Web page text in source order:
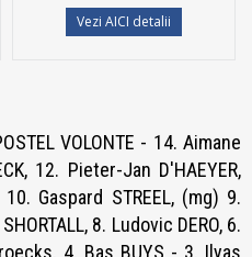
Vezi AICI detalii
VOLONTE - 14. Aimane
12. Pieter-Jan D'HAEYER,
Gaspard STREEL, (mg) 9.
8. Ludovic DERO, 6.
4. Bas BUYS - 3. Ilyas